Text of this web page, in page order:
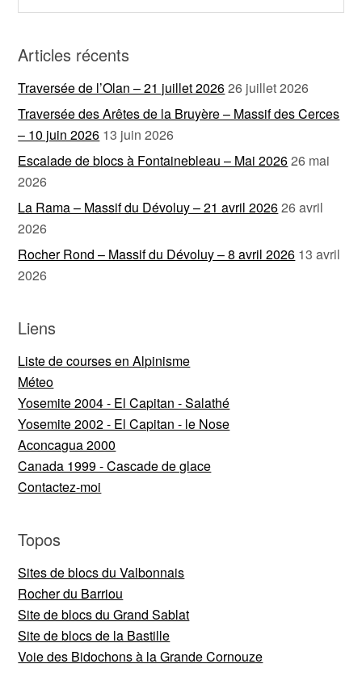
Articles récents
Traversée de l’Olan – 21 juillet 202626 juillet 2026
Traversée des Arêtes de la Bruyère – Massif des Cerces
– 10 juin 2026 13 juin 2026
Escalade de blocs à Fontainebleau – Mai 202626 mai
2026
La Rama – Massif du Dévoluy – 21 avril 202626 avril
2026
Rocher Rond – Massif du Dévoluy – 8 avril 2026 13 avril
2026
Liens
Liste de courses en Alpinisme
Méteo
Yosemite 2004 - El Capitan - Salathé
Yosemite 2002 - El Capitan - le Nose
Aconcagua 2000
Canada 1999 - Cascade de glace
Contactez-moi
Topos
Sites de blocs du Valbonnais
Rocher du Barriou
Site de blocs du Grand Sablat
Site de blocs de la Bastille
Voie des Bidochons à la Grande Cornouze